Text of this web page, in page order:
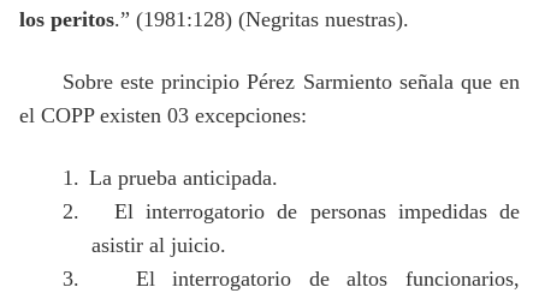
los peritos.” (1981:128) (Negritas nuestras).
Sobre este principio Pérez Sarmiento señala que en
el COPP existen 03 excepciones:
1. La prueba anticipada.
2.
El interrogatorio de personas impedidas de
asistir al juicio.
3.
El interrogatorio de altos funcionarios,